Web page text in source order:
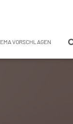
VORSCHLAGEN